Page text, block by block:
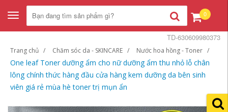
Toggle
navigation
0
Trang chủ Chăm sóc da - SKINCARE Nước hoa hồng - Toner
One leaf Toner dưỡng ẩm cho nữ dưỡng ẩm thu nhỏ lỗ chân
lông chính thức hàng đầu cửa hàng kem dưỡng da bên sinh
viên giá rẻ mùa hè toner trị mụn ẩn
TD-630609980373